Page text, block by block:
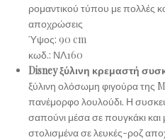
ρομαντικού τύπου με πολλές
αποχρώσεις
Ύψος: 90 cm
κωδ.: ΝΛ160
Disney ξύλινη κρεμαστή
ξύλινη ολόσωμη φιγούρα της
πανέμορφο λουλούδι. Η
σαπούνι μέσα σε πουγκάκι
στολισμένα σε λευκές-ροζ